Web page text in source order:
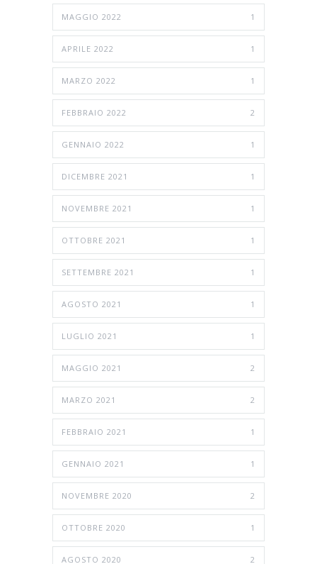
MAGGIO 2022 1
APRILE 2022 1
MARZO 2022 1
FEBBRAIO 2022 2
GENNAIO 2022 1
DICEMBRE 2021 1
NOVEMBRE 2021 1
OTTOBRE 2021 1
SETTEMBRE 2021 1
AGOSTO 2021 1
LUGLIO 2021 1
MAGGIO 2021 2
MARZO 2021 2
FEBBRAIO 2021 1
GENNAIO 2021 1
NOVEMBRE 2020 2
OTTOBRE 2020 1
AGOSTO 2020 2